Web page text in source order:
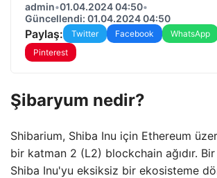
admin•01.04.2024 04:50•
Güncellendi: 01.04.2024 04:50
Paylaş: Twitter Facebook WhatsApp
Pinterest
Şibaryum nedir?
Shibarium, Shiba Inu için Ethereum
bir katman 2 (L2) blockchain ağıdır.
Shiba Inu'yu eksiksiz bir ekosisteme